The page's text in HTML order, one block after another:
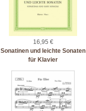
16,95 €
Sonatinen und leichte Sonaten
für Klavier